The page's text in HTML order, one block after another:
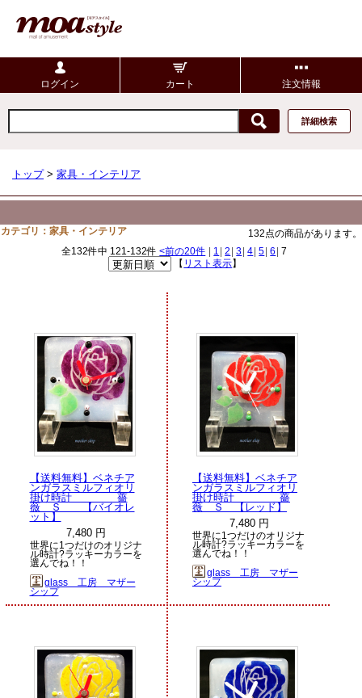
ログイン カート 注文情報
詳細検索
トップ> 家具・インテリア
カテゴリ：家具・インテリア
132点の商品があります。
全132件中 121-132件<前の20件 1 2 3 4 5 6
7
【 リスト表示】
【送料無料】ベネチア
ンガラスミルフィオリ
掛け時計 薔
薇 Ｓ 【バイオレ
ット】
7,480 円
世界に1つだけのオリジナ
ル時計?ラッキーカラーを
選んでね！！
glass 工房 マザー
シップ
【送料無料】ベネチア
ンガラスミルフィオリ
掛け時計 薔
薇 Ｓ 【レッド】
7,480 円
世界に1つだけのオリジナ
ル時計?ラッキーカラーを
選んでね！！
glass 工房 マザー
シップ